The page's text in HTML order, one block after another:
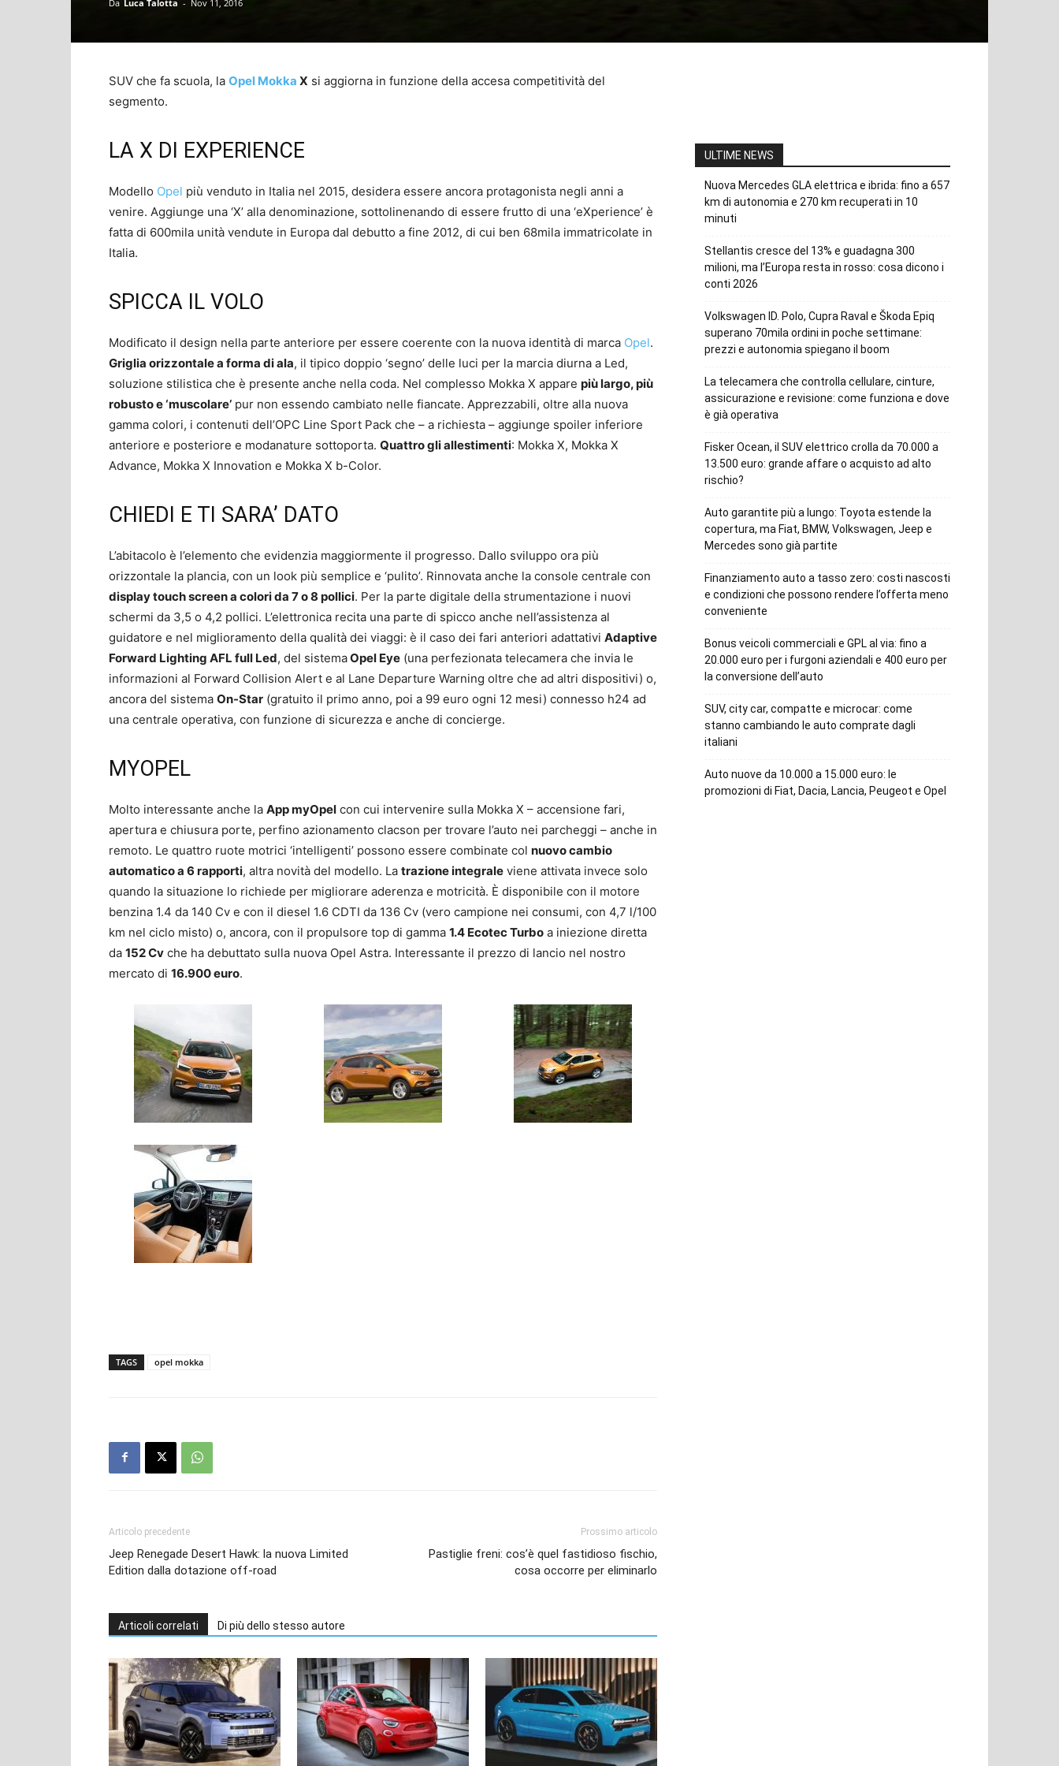
Da Luca Talotta - Nov 11, 2016
SUV che fa scuola, la Opel Mokka X si aggiorna in funzione della accesa competitività del
segmento.
LA X DI EXPERIENCE
Modello Opel più venduto in Italia nel 2015, desidera essere ancora protagonista negli anni a
venire. Aggiunge una ‘X’ alla denominazione, sottolinenando di essere frutto di una ‘eXperience’ è
fatta di 600mila unità vendute in Europa dal debutto a fine 2012, di cui ben 68mila immatricolate in
Italia.
SPICCA IL VOLO
Modificato il design nella parte anteriore per essere coerente con la nuova identità di marca Opel.
Griglia orizzontale a forma di ala, il tipico doppio ‘segno’ delle luci per la marcia diurna a Led,
soluzione stilistica che è presente anche nella coda. Nel complesso Mokka X appare più largo, più
robusto e ‘muscolare’ pur non essendo cambiato nelle fiancate. Apprezzabili, oltre alla nuova
gamma colori, i contenuti dell’OPC Line Sport Pack che – a richiesta – aggiunge spoiler inferiore
anteriore e posteriore e modanature sottoporta. Quattro gli allestimenti: Mokka X, Mokka X
Advance, Mokka X Innovation e Mokka X b-Color.
CHIEDI E TI SARA’ DATO
L’abitacolo è l’elemento che evidenzia maggiormente il progresso. Dallo sviluppo ora più
orizzontale la plancia, con un look più semplice e ‘pulito’. Rinnovata anche la console centrale con
display touch screen a colori da 7 o 8 pollici. Per la parte digitale della strumentazione i nuovi
schermi da 3,5 o 4,2 pollici. L’elettronica recita una parte di spicco anche nell’assistenza al
guidatore e nel miglioramento della qualità dei viaggi: è il caso dei fari anteriori adattativi Adaptive
Forward Lighting AFL full Led, del sistemaOpel Eye (una perfezionata telecamera che invia le
informazioni al Forward Collision Alert e al Lane Departure Warning oltre che ad altri dispositivi) o,
ancora del sistema On-Star (gratuito il primo anno, poi a 99 euro ogni 12 mesi) connesso h24 ad
una centrale operativa, con funzione di sicurezza e anche di concierge.
MYOPEL
Molto interessante anche la App myOpel con cui intervenire sulla Mokka X – accensione fari,
apertura e chiusura porte, perfino azionamento clacson per trovare l’auto nei parcheggi – anche in
remoto. Le quattro ruote motrici ‘intelligenti’ possono essere combinate col nuovo cambio
automatico a 6 rapporti, altra novità del modello. La trazione integrale viene attivata invece solo
quando la situazione lo richiede per migliorare aderenza e motricità. È disponibile con il motore
benzina 1.4 da 140 Cv e con il diesel 1.6 CDTI da 136 Cv (vero campione nei consumi, con 4,7 l/100
km nel ciclo misto) o, ancora, con il propulsore top di gamma 1.4 Ecotec Turbo a iniezione diretta
da 152 Cv che ha debuttato sulla nuova Opel Astra. Interessante il prezzo di lancio nel nostro
mercato di 16.900 euro.
TAGS opel mokka
Articolo precedente
Jeep Renegade Desert Hawk: la nuova Limited
Edition dalla dotazione off-road
Prossimo articolo
Pastiglie freni: cos’è quel fastidioso fischio,
cosa occorre per eliminarlo
Articoli correlati Di più dello stesso autore
ULTIME NEWS
Nuova Mercedes GLA elettrica e ibrida: fino a 657
km di autonomia e 270 km recuperati in 10
minuti
Stellantis cresce del 13% e guadagna 300
milioni, ma l’Europa resta in rosso: cosa dicono i
conti 2026
Volkswagen ID. Polo, Cupra Raval e Škoda Epiq
superano 70mila ordini in poche settimane:
prezzi e autonomia spiegano il boom
La telecamera che controlla cellulare, cinture,
assicurazione e revisione: come funziona e dove
è già operativa
Fisker Ocean, il SUV elettrico crolla da 70.000 a
13.500 euro: grande affare o acquisto ad alto
rischio?
Auto garantite più a lungo: Toyota estende la
copertura, ma Fiat, BMW, Volkswagen, Jeep e
Mercedes sono già partite
Finanziamento auto a tasso zero: costi nascosti
e condizioni che possono rendere l’offerta meno
conveniente
Bonus veicoli commerciali e GPL al via: fino a
20.000 euro per i furgoni aziendali e 400 euro per
la conversione dell’auto
SUV, city car, compatte e microcar: come
stanno cambiando le auto comprate dagli
italiani
Auto nuove da 10.000 a 15.000 euro: le
promozioni di Fiat, Dacia, Lancia, Peugeot e Opel